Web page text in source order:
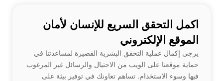
اكمل التحقق السريع للإنسان لأمان
الموقع الإلكتروني
يرجى إكمال عملية التحقق البشرية القصيرة لمساعدتنا في
حماية موقعنا على الويب من الاحتيال والرسائل غير المرغوب
فيها وسوء الاستخدام. تساهم تعاونك في توفير بيئة على